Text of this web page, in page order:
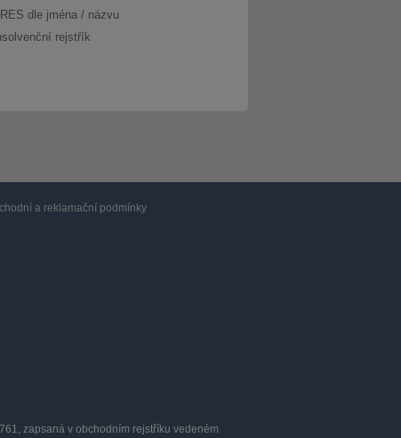
dle jména / názvu
rejstřík
a reklamační podmínky
zapsaná v obchodním rejstříku vedeném